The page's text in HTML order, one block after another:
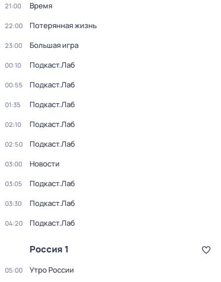
21:00 Время
22:00 Потерянная жизнь
23:00 Большая игра
00:10 Подкаст.Лаб
00:55 Подкаст.Лаб
01:35 Подкаст.Лаб
02:10 Подкаст.Лаб
02:50 Подкаст.Лаб
03:00 Новости
03:05 Подкаст.Лаб
03:30 Подкаст.Лаб
04:20 Подкаст.Лаб
Россия 1
05:00 Утро России